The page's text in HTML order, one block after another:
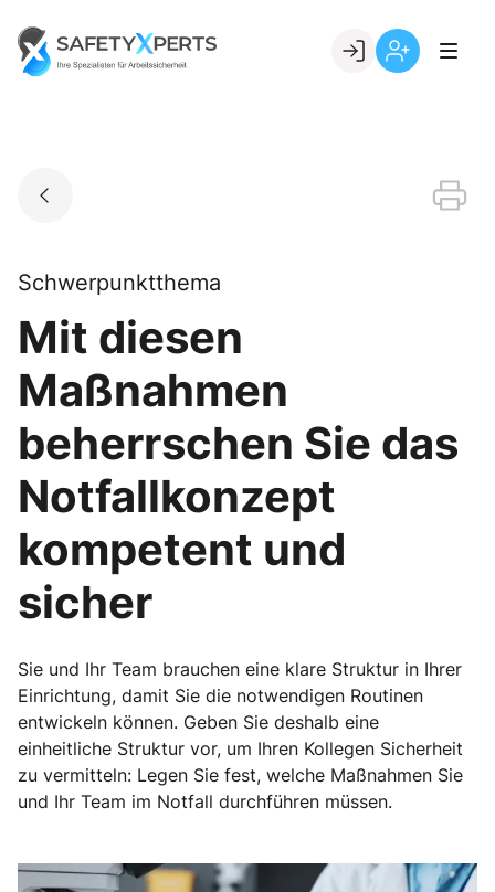
content
Go to landing page.
Schwerpunktthema
Mit diesen
Maßnahmen
beherrschen Sie das
Notfallkonzept
kompetent und
sicher
Sie und Ihr Team brauchen eine klare Struktur in Ihrer
Einrichtung, damit Sie die notwendigen Routinen
entwickeln können. Geben Sie deshalb eine
einheitliche Struktur vor, um Ihren Kollegen Sicherheit
zu vermitteln: Legen Sie fest, welche Maßnahmen Sie
und Ihr Team im Notfall durchführen müssen.